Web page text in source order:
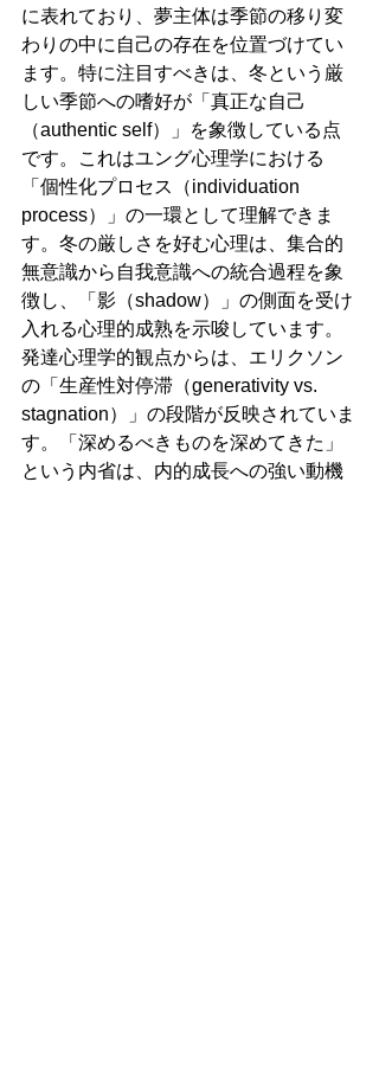
に表れており、夢主体は季節の移り変
わりの中に自己の存在を位置づけてい
ます。特に注目すべきは、冬という厳
しい季節への嗜好が「真正な自己
（authentic self）」を象徴している点
です。これはユング心理学における
「個性化プロセス（individuation
process）」の一環として理解できま
す。冬の厳しさを好む心理は、集合的
無意識から自我意識への統合過程を象
徴し、「影（shadow）」の側面を受け
入れる心理的成熟を示唆しています。
発達心理学的観点からは、エリクソン
の「生産性対停滞（generativity vs.
stagnation）」の段階が反映されていま
す。「深めるべきものを深めてきた」
という内省は、内的成長への強い動機